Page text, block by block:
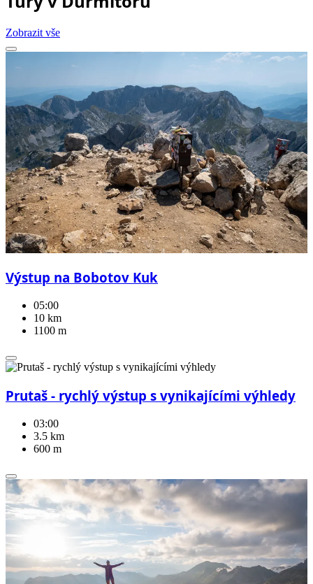
Zobrazit vše
Výstup na Bobotov Kuk
05:00
10 km
1100 m
Prutaš - rychlý výstup s vynikajícími výhledy
03:00
3.5 km
600 m